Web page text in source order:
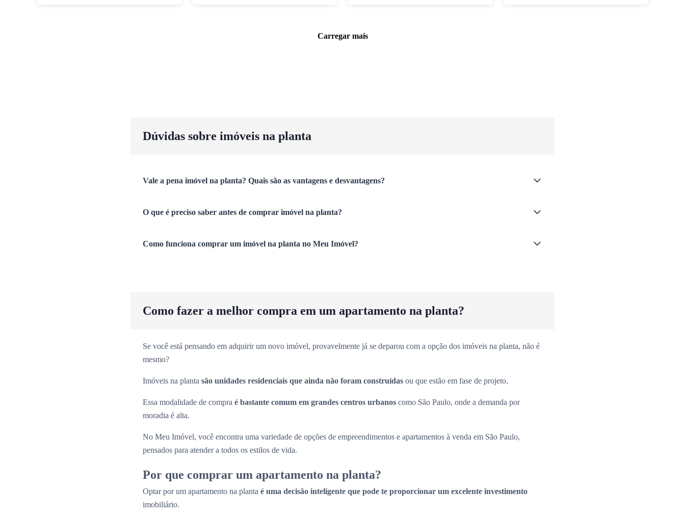
Carregar mais
Dúvidas sobre imóveis na planta
Vale a pena imóvel na planta? Quais são as vantagens e desvantagens?
O que é preciso saber antes de comprar imóvel na planta?
Como funciona comprar um imóvel na planta no Meu Imóvel?
Como fazer a melhor compra em um apartamento na planta?
Se você está pensando em adquirir um novo imóvel, provavelmente já se deparou com a opção dos imóveis na planta, não é
mesmo?
Imóveis na planta são unidades residenciais que ainda não foram construídas ou que estão em fase de projeto.
Essa modalidade de compra é bastante comum em grandes centros urbanos como São Paulo, onde a demanda por
moradia é alta.
No Meu Imóvel, você encontra uma variedade de opções de empreendimentos e apartamentos à venda em São Paulo,
pensados para atender a todos os estilos de vida.
Por que comprar um apartamento na planta?
Optar por um apartamento na planta é uma decisão inteligente que pode te proporcionar um excelente investimento
imobiliário.